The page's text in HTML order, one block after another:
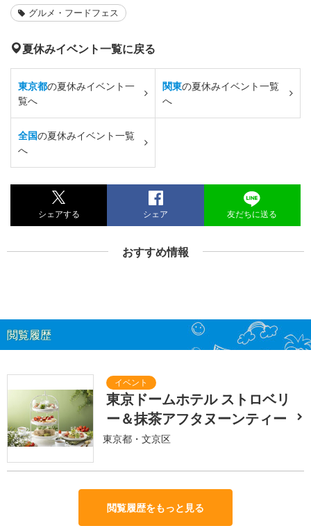
グルメ・フードフェス
夏休みイベント一覧に戻る
東京都の夏休みイベント一
覧へ
関東の夏休みイベント一覧
へ
全国の夏休みイベント一覧
へ
シェアする シェア 友だちに送る
おすすめ情報
閲覧履歴
東京ドームホテル ストロベリ
ー＆抹茶アフタヌーンティー
東京都・文京区
閲覧履歴をもっと見る